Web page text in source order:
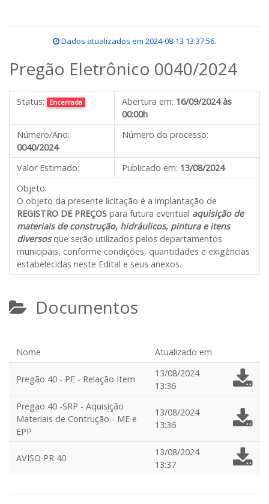
Dados atualizados em 2024-08-13 13:37:56.
Pregão Eletrônico 0040/2024
Status: Encerrada Abertura em: 16/09/2024 às
00:00h
Número/Ano:
0040/2024
Número do processo:
Valor Estimado: Publicado em: 13/08/2024
Objeto:
O objeto da presente licitação é a implantação de
REGISTRO DE PREÇOS para futura eventual aquisição de
materiais de construção, hidráulicos, pintura e itens
diversosque serão utilizados pelos departamentos
municipais, conforme condições, quantidades e exigências
estabelecidas neste Edital e seus anexos.
Documentos
Nome Atualizado em
Pregão 40 - PE - Relação Item
13/08/2024
13:36
Pregao 40 -SRP - Aquisição
Materiais de Contrução - ME e
EPP
13/08/2024
13:36
AVISO PR 40
13/08/2024
13:37